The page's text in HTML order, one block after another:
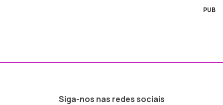
PUB
Siga-nos nas redes sociais